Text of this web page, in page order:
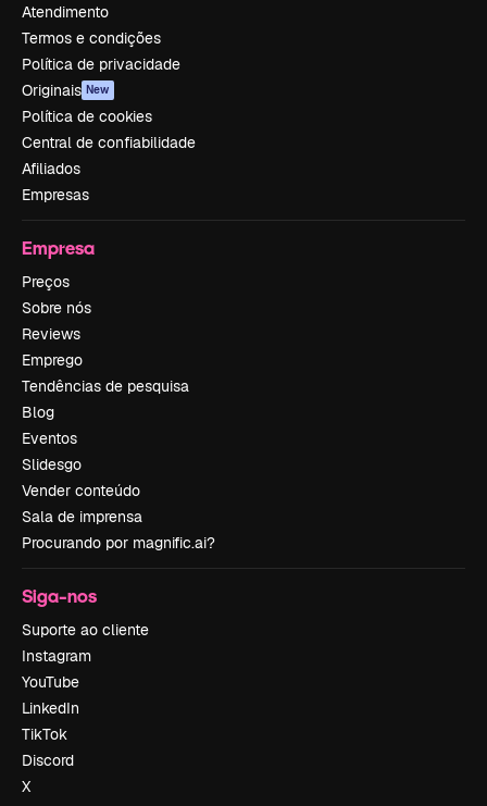
Atendimento
Termos e condições
Política de privacidade
Originais New
Política de cookies
Central de confiabilidade
Afiliados
Empresas
Empresa
Preços
Sobre nós
Reviews
Emprego
Tendências de pesquisa
Blog
Eventos
Slidesgo
Vender conteúdo
Sala de imprensa
Procurando por magnific.ai?
Siga-nos
Suporte ao cliente
Instagram
YouTube
LinkedIn
TikTok
Discord
X